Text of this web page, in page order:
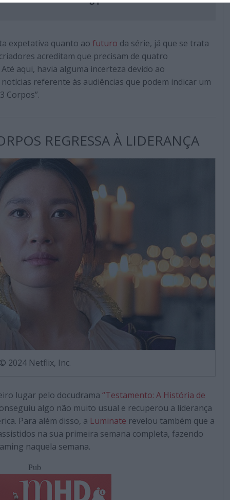
expetativa quanto ao futuro da série, já que se trata
acreditam que precisam de quatro
aqui, havia alguma incerteza devido ao
notícias referente às audiências que podem indicar um
Corpos”.
REGRESSA À LIDERANÇA
© 2024 Netflix, Inc.
lugar pelo docudrama “Testamento: A História de
algo não muito usual e recuperou a liderança
Para além disso, a Luminate revelou também que a
na sua primeira semana completa, fazendo
naquela semana.
Pub